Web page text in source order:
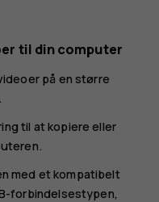
til din computer
på en større
til at kopiere eller
med et kompatibelt
forbindelsestypen,